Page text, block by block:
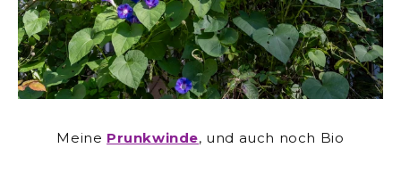
Meine Prunkwinde, und auch noch Bio